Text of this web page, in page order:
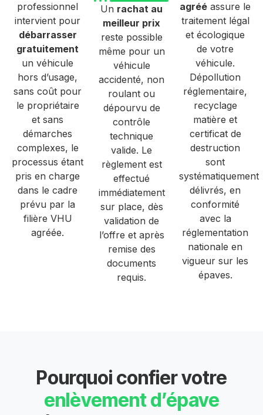
professionnel
intervient pour
débarrasser
gratuitement
un véhicule
hors d’usage,
sans coût pour
le propriétaire
et sans
démarches
complexes, le
processus étant
pris en charge
dans le cadre
prévu par la
filière VHU
agréée.
Un rachat au
meilleur prix
reste possible
même pour un
véhicule
accidenté, non
roulant ou
dépourvu de
contrôle
technique
valide. Le
règlement est
effectué
immédiatement
sur place, dès
validation de
l’offre et après
remise des
documents
requis.
agréé assure le
traitement légal
et écologique
de votre
véhicule.
Dépollution
réglementaire,
recyclage
matière et
certificat de
destruction
sont
systématiquement
délivrés, en
conformité
avec la
réglementation
nationale en
vigueur sur les
épaves.
Pourquoi confier votre
enlèvement d’épave